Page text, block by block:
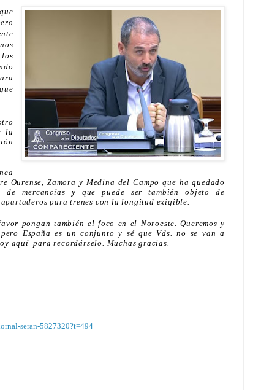
la
Ourense, Zamora y Medina del Campo que ha quedado
mercancías y que puede ser también objeto de
para trenes con la longitud exigible.
pongan también el foco en el Noroeste. Queremos y
España es un conjunto y sé que Vds. no se van a
aquí para recordárselo. Muchas gracias.
seran-5827320?t=494